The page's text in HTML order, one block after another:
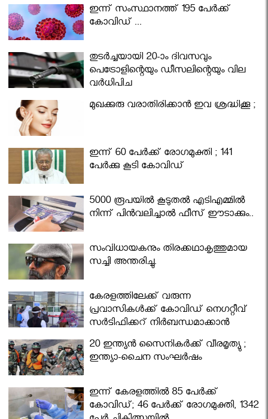
ഇന്ന് സംസ്ഥാനത്ത് 195 പേര്‍ക്ക്
കോവിഡ് ...
തുടർച്ചയായി 20-ാം ദിവസവും
പെട്രോളിന്റെയും ഡീസലിന്റെയും വില
വര്‍ധിപ്പിച്ചു
മുഖക്കുരു വരാതിരിക്കാന്‍ ഇവ ശ്രദ്ധിക്കൂ ;
ഇന്ന് 60 പേർക്ക് രോഗമുക്തി ; 141
പേര്‍ക്കു കൂടി കോവിഡ്
5000 രൂപയിൽ കൂടുതൽ എടിഎമ്മിൽ
നിന്ന് പിൻവലിച്ചാൽ ഫീസ് ഈടാക്കും..
സംവിധായകനും തിരക്കഥാകൃത്തുമായ
സച്ചി അന്തരിച്ചു.
കേരളത്തിലേക്ക് വരുന്ന
പ്രവാസികള്‍ക്ക് കോവിഡ് നെഗറ്റീവ്
സര്‍ട്ടിഫിക്കറ്റ് നിർബന്ധമാക്കാൻ
മന്ത്രിസഭ
20 ഇന്ത്യൻ സൈനികർക്ക് വീരമൃത്യു ;
ഇന്ത്യാ-ചൈന സംഘർഷം
ഇന്ന് കേരളത്തിൽ 85 പേർക്ക്
കോവിഡ്; 46 പേർക്ക് രോഗമുക്തി, 1342